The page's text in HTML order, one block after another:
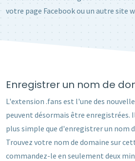
votre page Facebook ou un autre site
Enregistrer un nom de
L'extension .fans est l'une des
peuvent désormais être enregistrées.
plus simple que d'enregistrer un nom
Trouvez votre nom de domaine sur
commandez-le en seulement deux